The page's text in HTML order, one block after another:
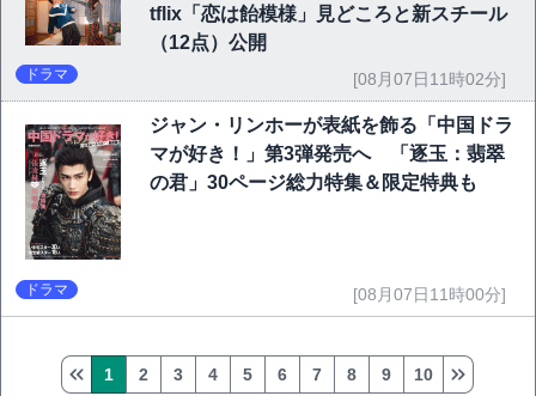
tflix「恋は飴模様」見どころと新スチール
（12点）公開
ドラマ [08月07日11時02分]
ジャン・リンホーが表紙を飾る「中国ドラ
マが好き！」第3弾発売へ 「逐玉：翡翠
の君」30ページ総力特集＆限定特典も
ドラマ [08月07日11時00分]
1 2 3 4 5 6 7 8 9 10